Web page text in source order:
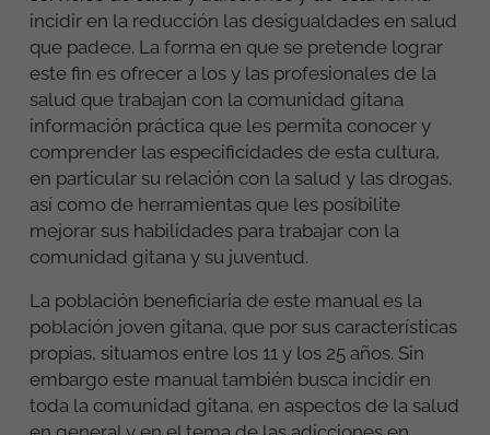
incidir en la reducción las desigualdades en salud
que padece. La forma en que se pretende lograr
este fin es ofrecer a los y las profesionales de la
salud que trabajan con la comunidad gitana
información práctica que les permita conocer y
comprender las especificidades de esta cultura,
en particular su relación con la salud y las drogas,
así como de herramientas que les posibilite
mejorar sus habilidades para trabajar con la
comunidad gitana y su juventud.
La población beneficiaria de este manual es la
población joven gitana, que por sus características
propias, situamos entre los 11 y los 25 años. Sin
embargo este manual también busca incidir en
toda la comunidad gitana, en aspectos de la salud